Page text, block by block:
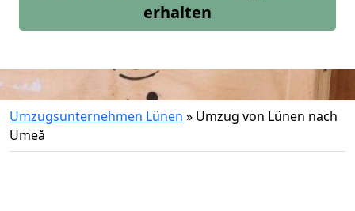
erhalten
Umzugsunternehmen Lünen » Umzug von Lünen nach
Umeå